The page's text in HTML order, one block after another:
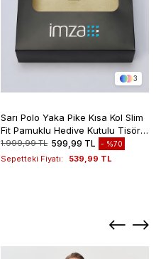
3
Sarı Polo Yaka Pike Kısa Kol Slim
Fit Pamuklu Hediye Kutulu Tişört
1011260169
1.999,99 TL 599,99 TL %70
Sepetteki Fiyatı: 539,99 TL